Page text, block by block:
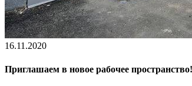
16.11.2020
Приглашаем в новое рабочее пространство!